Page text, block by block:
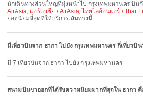
นักเดินทางส่วนใหญ่ที่มุ่งหน้าไป กรุงเทพมหานคร บิน
AirAsia, แอร์เอเชีย / AirAsia,ไทยไลอ้อนแอร์ / Thai
ยอดนิยมที่สุดที่ให้บริการเส้นทางนี้
มีเที่ยวบินจาก ธากา ไปยัง กรุงเทพมหานคร กี่เที่ยวบิน
มี 7 เที่ยวบินจาก ธากา ไปยัง กรุงเทพมหานคร
สนามบินขาออกที่ได้รับความนิยมมากที่สุดใน ธากา คื